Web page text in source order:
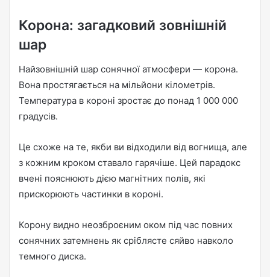
Корона: загадковий зовнішній
шар
Найзовнішній шар сонячної атмосфери — корона.
Вона простягається на мільйони кілометрів.
Температура в короні зростає до понад 1 000 000
градусів.
Це схоже на те, якби ви відходили від вогнища, але
з кожним кроком ставало гарячіше. Цей парадокс
вчені пояснюють дією магнітних полів, які
прискорюють частинки в короні.
Корону видно неозброєним оком під час повних
сонячних затемнень як сріблясте сяйво навколо
темного диска.